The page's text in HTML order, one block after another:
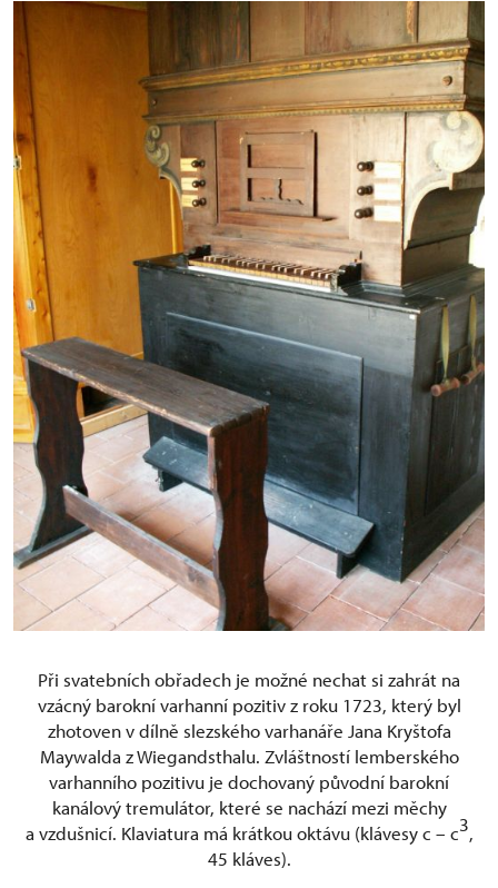
Při svatebních obřadech je možné nechat si zahrát na
vzácný barokní varhanní pozitiv z roku 1723, který byl
zhotoven v dílně slezského varhanáře Jana Kryštofa
Maywalda z Wiegandsthalu. Zvláštností lemberského
varhanního pozitivu je dochovaný původní barokní
kanálový tremulátor, které se nachází mezi měchy
a vzdušnicí. Klaviatura má krátkou oktávu (klávesy c – c3,
45 kláves).